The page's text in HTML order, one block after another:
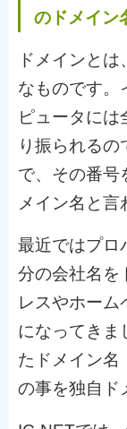
のドメイン
ドメインと
なものです。
ピュータには
り振られる
で、その番号
メイン名と言
最近ではプロ
分の会社名を
レスやホー
になってきま
たドメイン名
の事を独自ド